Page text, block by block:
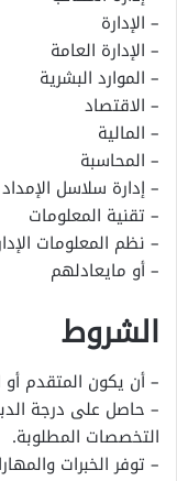
– الإدارة
– الإدارة العامة
– الموارد البشرية
– الاقتصاد
– المالية
– المحاسبة
– إدارة سلاسل الإمداد
– تقنية المعلومات
– نظم المعلومات
– أو مايعادلهم
الشروط
– أن يكون المتقدم
– حاصل على درجة
التخصصات المطلوبة.
– توفر الخبرات